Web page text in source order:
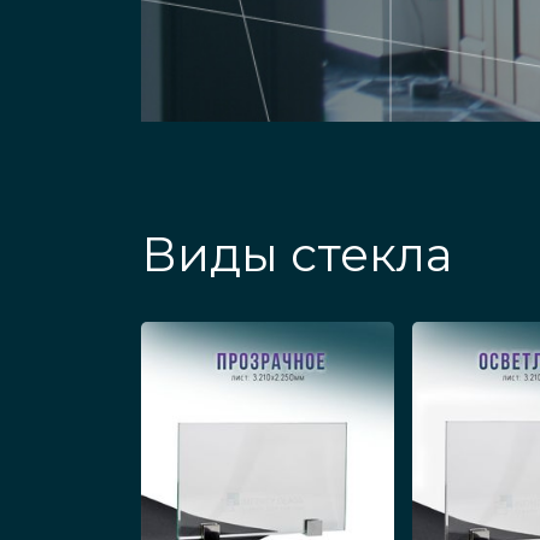
достаточно точные отверстия под
любые другие типы деталей в
алюминиевый) профиль,
установить оставшуюся фурнитуру
корректно ли выглядит и
комнате. Готовая дверь сдаётся
Виды стекла